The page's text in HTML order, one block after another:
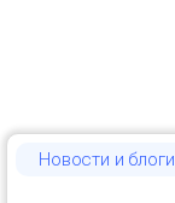
Новости и блоги